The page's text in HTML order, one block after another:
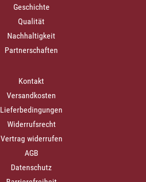
Geschichte
Qualität
Nachhaltigkeit
Partnerschaften
Kontakt
Versandkosten
Lieferbedingungen
Widerrufsrecht
Vertrag widerrufen
AGB
Datenschutz